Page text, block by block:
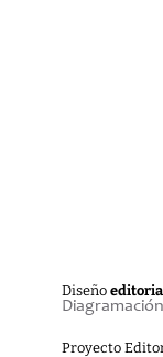
Diseño editorial
Proyecto